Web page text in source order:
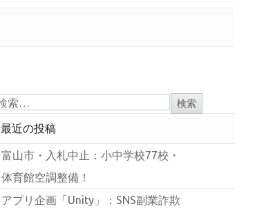
最近の投稿
富山市・入札中止：小中学校77校・
体育館空調整備！
アプリ企画「Unity」：SNS副業詐欺